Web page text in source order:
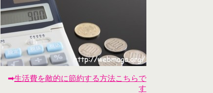
➡生活費を敵的に節約する方法こちらで
す